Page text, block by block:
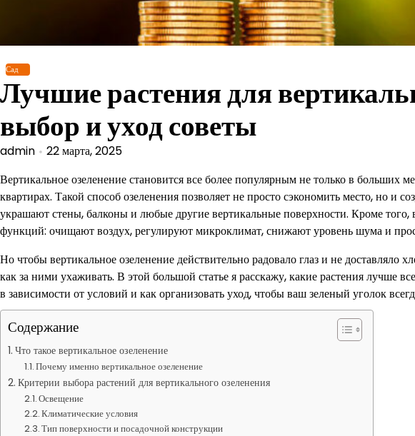
содержимому
Сад
Лучшие растения для
выбор и уход советы
admin
22 марта, 2025
Вертикальное озеленение становится все более популярным не только в больших
квартирах. Такой способ озеленения позволяет не просто сэкономить место, но и
украшают стены, балконы и любые другие вертикальные поверхности. Кроме
функций: очищают воздух, регулируют микроклимат, снижают уровень шума и
Но чтобы вертикальное озеленение действительно радовало глаз и не доставляло
как за ними ухаживать. В этой большой статье я расскажу, какие растения лучше
в зависимости от условий и как организовать уход, чтобы ваш зеленый уголок
Содержание
Что такое вертикальное озеленение
Почему именно вертикальное озеленение
Критерии выбора растений для вертикального озеленения
Освещение
Климатические условия
Тип поверхности и посадочной конструкции